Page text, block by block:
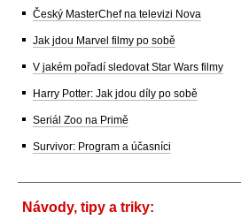
Český MasterChef na televizi Nova
Jak jdou Marvel filmy po sobě
V jakém pořadí sledovat Star Wars filmy
Harry Potter: Jak jdou díly po sobě
Seriál Zoo na Primě
Survivor: Program a účasníci
Návody, tipy a triky: